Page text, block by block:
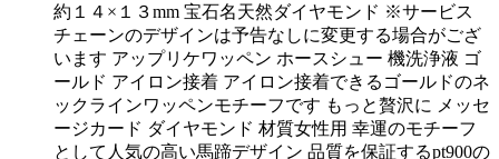
約１４×１３mm 宝石名天然ダイヤモンド ※サービス
チェーンのデザインは予告なしに変更する場合がござ
います アップリケワッペン ホースシュー 機洗浄液 ゴ
ールド アイロン接着 アイロン接着できるゴールドのネ
ックラインワッペンモチーフです もっと贅沢に メッセ
ージカード ダイヤモンド 材質女性用 幸運のモチーフ
として人気の高い馬蹄デザイン 品質を保証するpt900の